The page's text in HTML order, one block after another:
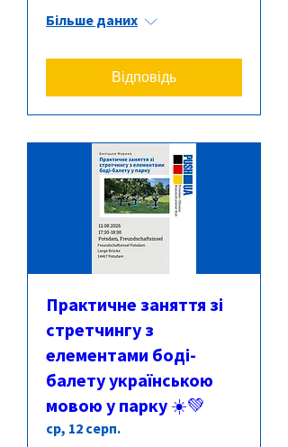
Більше даних
Відповідь
Практичне заняття зі
стретчингу з
елементами боді-
балету українською
мовою у парку ☀️💚
ср, 12 серп.